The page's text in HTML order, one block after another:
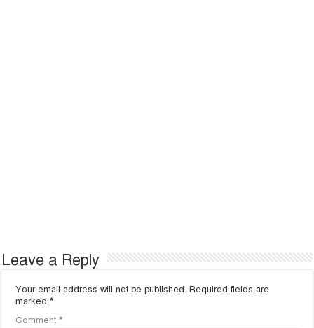
Leave a Reply
Your email address will not be published. Required fields are
marked*
Comment*